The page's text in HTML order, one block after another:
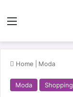
Menu
Home Moda
Moda Shopping